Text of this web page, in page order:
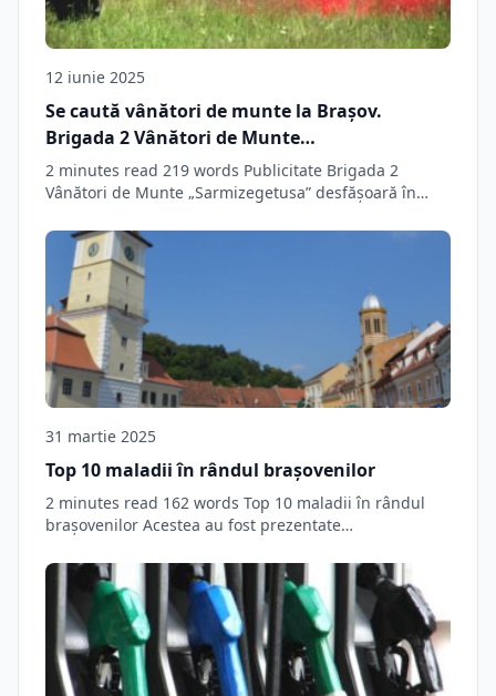
12 iunie 2025
Se caută vânători de munte la Braşov.
Brigada 2 Vânători de Munte
„Sarmizegetusa” angajează soldaţi. Care sunt
condiţiile
2 minutes read 219 words Publicitate Brigada 2
Vânători de Munte „Sarmizegetusa” desfășoară în
31 martie 2025
Top 10 maladii în rândul brașovenilor
2 minutes read 162 words Top 10 maladii în rândul
brașovenilor Acestea au fost prezentate…